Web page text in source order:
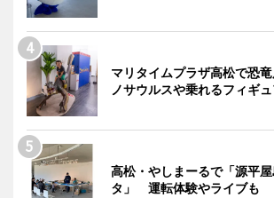
マリタイムプラザ高松で恐
ノサウルスや乗れるフィギ
高松・やしまーるで「源平
タ」 運転体験やライブも